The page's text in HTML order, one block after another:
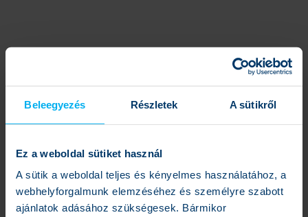
Beleegyezés Részletek A sütikről
Ez a weboldal sütiket használ
A sütik a weboldal teljes és kényelmes használatához, a
webhelyforgalmunk elemzéséhez és személyre szabott
ajánlatok adásához szükségesek. Bármikor